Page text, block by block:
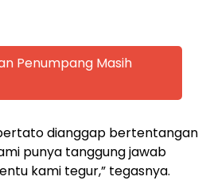
Penumpang Masih
dianggap bertentangan
punya tanggung jawab
kami tegur,” tegasnya.